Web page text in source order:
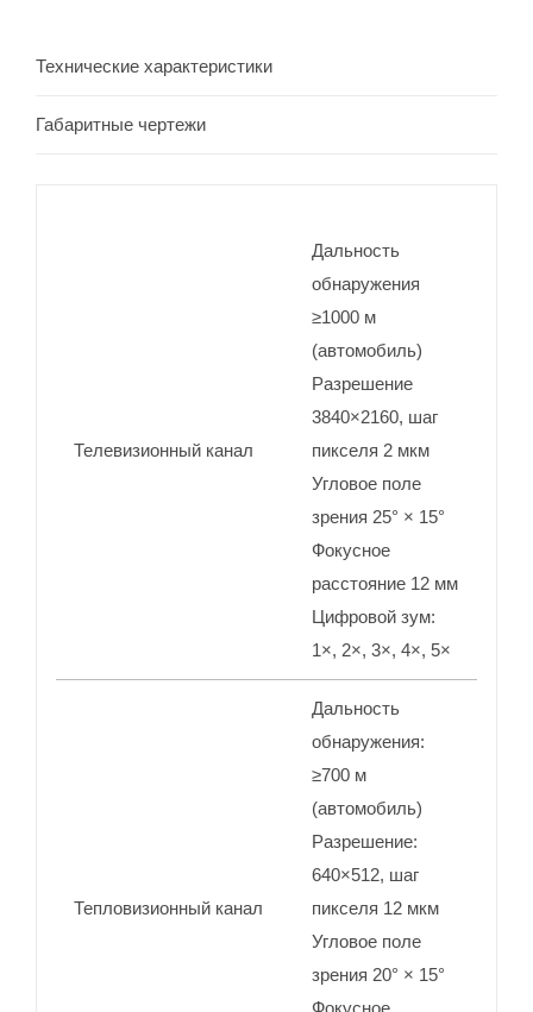
Технические характеристики
Габаритные чертежи
Телевизионный канал
Дальность
обнаружения
≥1000 м
(автомобиль)
Разрешение
3840×2160, шаг
пикселя 2 мкм
Угловое поле
зрения 25° × 15°
Фокусное
расстояние 12 мм
Цифровой зум:
1×, 2×, 3×, 4×, 5×
Тепловизионный канал
Дальность
обнаружения:
≥700 м
(автомобиль)
Разрешение:
640×512, шаг
пикселя 12 мкм
Угловое поле
зрения 20° × 15°
Фокусное